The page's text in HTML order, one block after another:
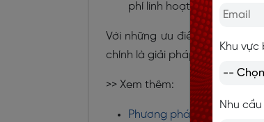
phí linh hoạt, ưu đãi hấp
Với những ưu điểm vượt trội
chính là giải pháp tối ưu dành
>> Xem thêm:
Phương pháp dạy tiếng
Khu vực
Nhu